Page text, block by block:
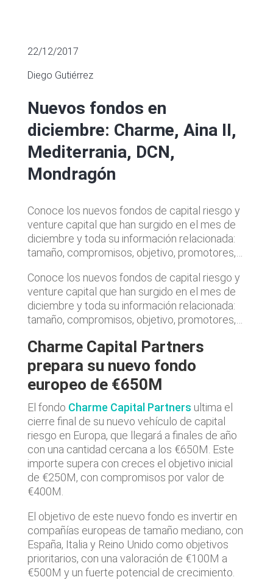
22/12/2017
Diego Gutiérrez
Nuevos fondos en
diciembre: Charme, Aina II,
Mediterrania, DCN,
Mondragón
Conoce los nuevos fondos de capital riesgo y
venture capital que han surgido en el mes de
diciembre y toda su información relacionada:
tamaño, compromisos, objetivo, promotores,…
Conoce los nuevos fondos de capital riesgo y
venture capital que han surgido en el mes de
diciembre y toda su información relacionada:
tamaño, compromisos, objetivo, promotores,…
Charme Capital Partners
prepara su nuevo fondo
europeo de €650M
El fondo Charme Capital Partners ultima el
cierre final de su nuevo vehículo de capital
riesgo en Europa, que llegará a finales de año
con una cantidad cercana a los €650M. Este
importe supera con creces el objetivo inicial
de €250M, con compromisos por valor de
€400M.
El objetivo de este nuevo fondo es invertir en
compañías europeas de tamaño mediano, con
España, Italia y Reino Unido como objetivos
prioritarios, con una valoración de €100M a
€500M y un fuerte potencial de crecimiento.